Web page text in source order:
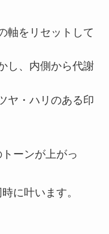
軸をリセットして
し、内側から代謝
ヤ・ハリのある印
ーンが上がっ
に叶います。